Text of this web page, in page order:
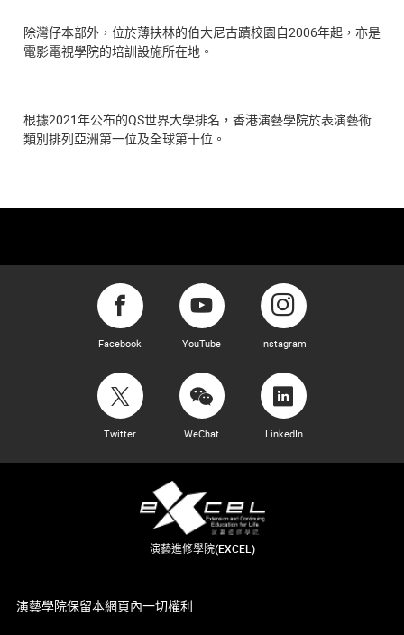
除灣仔本部外，位於薄扶林的伯大尼古蹟校園自2006年起，亦是
電影電視學院的培訓設施所在地。
根據2021年公布的QS世界大學排名，香港演藝學院於表演藝術
類別排列亞洲第一位及全球第十位。
Facebook YouTube Instagram
Twitter WeChat LinkedIn
演藝進修學院(EXCEL)
演藝學院保留本網頁內一切權利